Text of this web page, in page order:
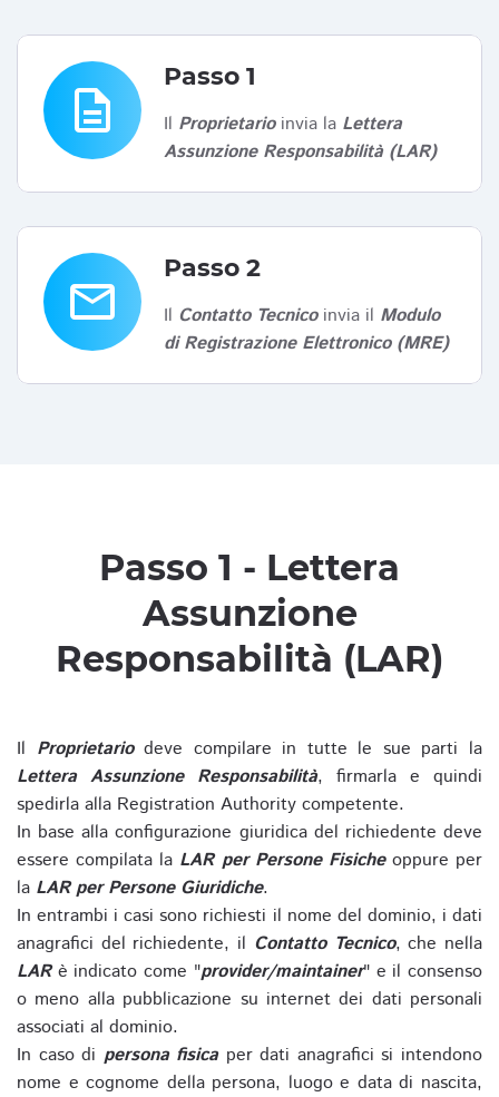
description
Passo 1
Il Proprietarioinvia la Lettera
Assunzione Responsabilità (LAR)
email
Passo 2
Il Contatto Tecnicoinvia il Modulo
di Registrazione Elettronico (MRE)
Passo 1 - Lettera
Assunzione
Responsabilità (LAR)
Il Proprietariodeve compilare in tutte le sue parti la
Lettera Assunzione Responsabilità, firmarla e quindi
spedirla alla Registration Authority competente.
In base alla configurazione giuridica del richiedente deve
essere compilata la LAR per Persone Fisicheoppure per
la LAR per Persone Giuridiche.
In entrambi i casi sono richiesti il nome del dominio, i dati
anagrafici del richiedente, il Contatto Tecnico, che nella
LARè indicato come "provider/maintainer" e il consenso
o meno alla pubblicazione su internet dei dati personali
associati al dominio.
In caso di persona fisicaper dati anagrafici si intendono
nome e cognome della persona, luogo e data di nascita,